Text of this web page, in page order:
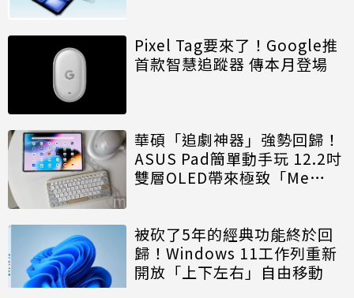
Pixel Tag要來了！Google推
首款智慧追蹤器 傳本月登場
華碩「追劇神器」強勢回歸！
ASUS Pad簡單動手玩 12.2吋
雙層OLED帶來極致「Me
被砍了5年的經典功能終於回
歸！Windows 11工作列重新
開放「上下左右」自由移動